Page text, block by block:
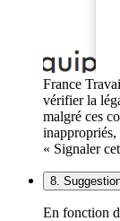
France
vérifier la
malgré ces
« Signaler
8.
En fonction